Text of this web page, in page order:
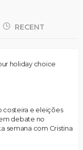
RECENT
holiday choice
costeira e eleições
debate no
semana com Cristina